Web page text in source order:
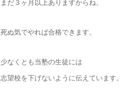
まだ３ヶ月以上ありますからね。
死ぬ気でやれば合格できます。
少なくとも当塾の生徒には
志望校を下げないように伝えています。